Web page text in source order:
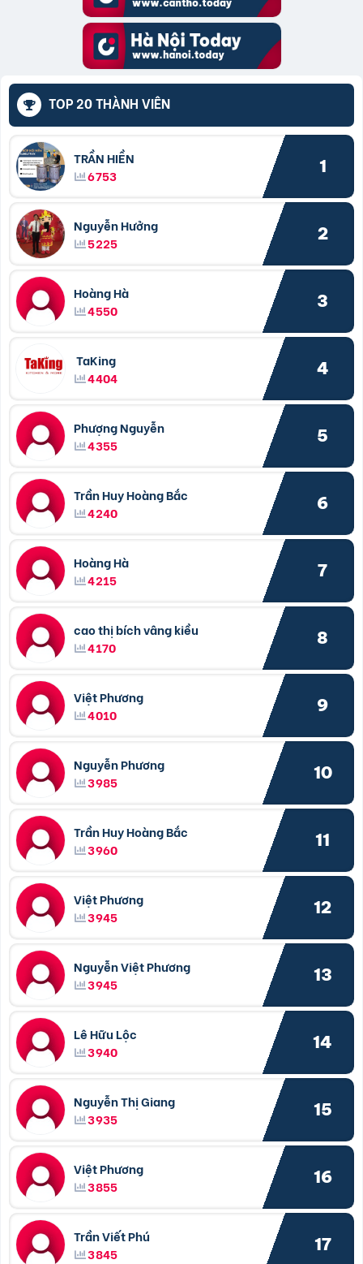
TOP 20 THÀNH VIÊN
TRẦN HIỀN
6753
1
Nguyễn Hưởng
5225
2
Hoàng Hà
4550
3
TaKing
4404
4
Phượng Nguyễn
4355
5
Trần Huy Hoàng Bắc
4240
6
Hoàng Hà
4215
7
cao thị bích vâng kiều
4170
8
Việt Phương
4010
9
Nguyễn Phương
3985
10
Trần Huy Hoàng Bắc
3960
11
Việt Phương
3945
12
Nguyễn Việt Phương
3945
13
Lê Hữu Lộc
3940
14
Nguyễn Thị Giang
3935
15
Việt Phương
3855
16
Trần Viết Phú
3845
17